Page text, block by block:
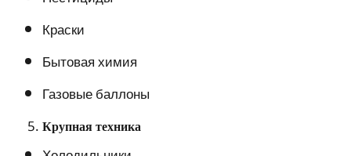
Краски
Бытовая химия
Газовые баллоны
Крупная техника